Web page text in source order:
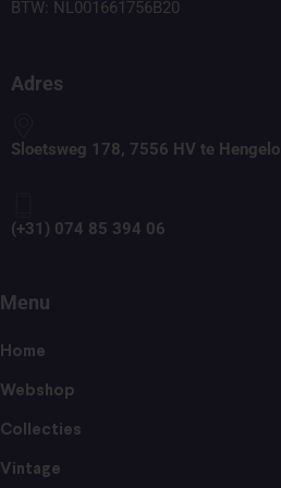
BTW: NL001661756B20
Adres
Sloetsweg 178, 7556 HV te Hengelo
(+31) 074 85 394 06
Menu
Home
Webshop
Collecties
Vintage